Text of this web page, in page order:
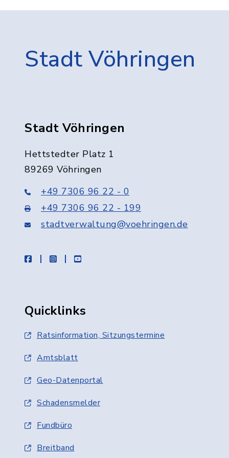
Stadt Vöhringen
Stadt Vöhringen
Hettstedter Platz 1
89269 Vöhringen
+49 7306 96 22 - 0
+49 7306 96 22 - 199
stadtverwaltung@voehringen.de
facebookinstagramyoutube
Quicklinks
Ratsinformation, Sitzungstermine
Amtsblatt
Geo-Datenportal
Schadensmelder
Fundbüro
Breitband